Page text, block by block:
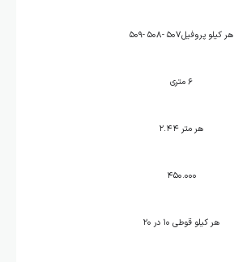
هر کیلو پروفیل۵۰۷ -۵۰۸ -۵۰۹
۶ متری
هر متر ۲.۴۴
۴۵۰.۰۰۰
هر کیلو قوطی ۱۰ در ۲۰